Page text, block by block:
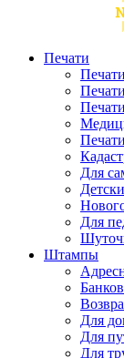
Печати
Для
Для
Штампы
Для
Для
Для